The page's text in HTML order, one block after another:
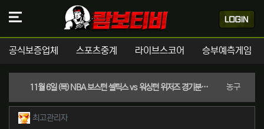
공식보증업체 스포츠중계 라이브스코어 승부예측게임
11월 6일 (목) NBA 보스턴 셀틱스 vs 워싱턴 위저즈 경기분석 | 실시간 스포츠중계 농구분류
작성자 정보
최고관리자작성